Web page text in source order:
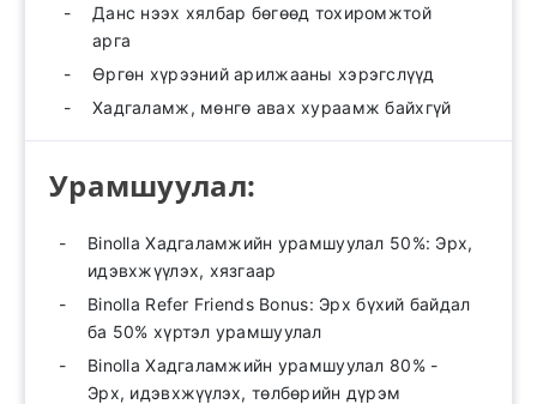
Данс нээх хялбар бөгөөд тохиромжтой
арга
Өргөн хүрээний арилжааны хэрэгслүүд
Хадгаламж, мөнгө авах хураамж байхгүй
Урамшуулал:
Binolla Хадгаламжийн урамшуулал 50%: Эрх,
идэвхжүүлэх, хязгаар
Binolla Refer Friends Bonus: Эрх бүхий байдал
ба 50% хүртэл урамшуулал
Binolla Хадгаламжийн урамшуулал 80% -
Эрх, идэвхжүүлэх, төлбөрийн дүрэм